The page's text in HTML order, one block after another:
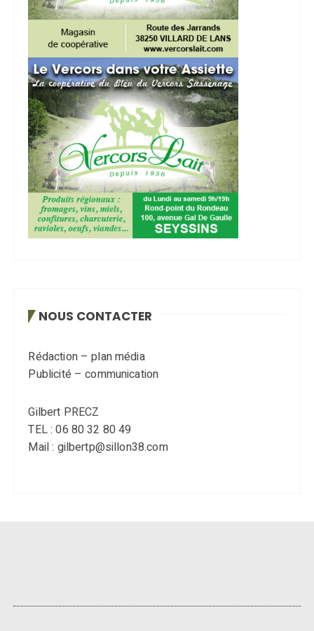
NOUS CONTACTER
Rédaction – plan média
Publicité – communication
Gilbert PRECZ
TEL : 06 80 32 80 49
Mail : gilbertp@sillon38.com